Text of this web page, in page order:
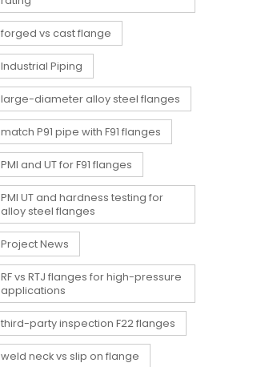
forged vs cast flange
Industrial Piping
large-diameter alloy steel flanges
match P91 pipe with F91 flanges
PMI and UT for F91 flanges
PMI UT and hardness testing for
alloy steel flanges
Project News
RF vs RTJ flanges for high-pressure
applications
third-party inspection F22 flanges
weld neck vs slip on flange